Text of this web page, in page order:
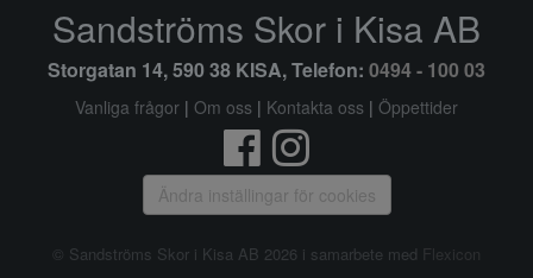
Sandströms Skor i Kisa AB
Storgatan 14, 590 38 KISA, Telefon: 0494 - 100 03
Vanliga frågor | Om oss | Kontakta oss | Öppettider
Ändra inställingar för cookies
© Sandströms Skor i Kisa AB 2026 i samarbete med Flexicon